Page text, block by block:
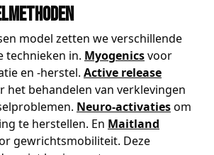
model zetten we verschillende
technieken in. Myogenicsvoor
en -herstel. Active release
het behandelen van verklevingen
Neuro-activatiesom
te herstellen. En Maitland
gewrichtsmobiliteit. Deze